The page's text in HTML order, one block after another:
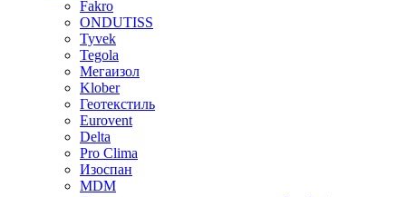
Fakro
ONDUTISS
Tyvek
Tegola
Мегаизол
Klober
Геотекстиль
Eurovent
Delta
Pro Clima
Изоспан
MDM